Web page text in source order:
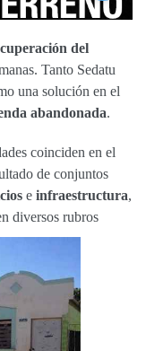
del
Tanto Sedatu
una solución en el
abandonada.
coinciden en el
de conjuntos
e infraestructura,
diversos rubros